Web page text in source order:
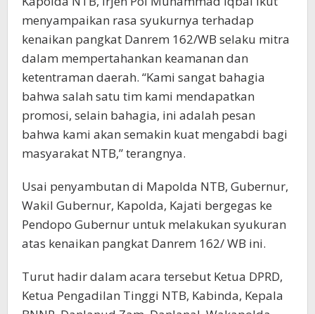
menyampaikan rasa syukurnya terhadap
kenaikan pangkat Danrem 162/WB selaku mitra
dalam mempertahankan keamanan dan
ketentraman daerah. “Kami sangat bahagia
bahwa salah satu tim kami mendapatkan
promosi, selain bahagia, ini adalah pesan
bahwa kami akan semakin kuat mengabdi bagi
masyarakat NTB,” terangnya.
Usai penyambutan di Mapolda NTB, Gubernur,
Wakil Gubernur, Kapolda, Kajati bergegas ke
Pendopo Gubernur untuk melakukan syukuran
atas kenaikan pangkat Danrem 162/ WB ini.
Turut hadir dalam acara tersebut Ketua DPRD,
Ketua Pengadilan Tinggi NTB, Kabinda, Kepala